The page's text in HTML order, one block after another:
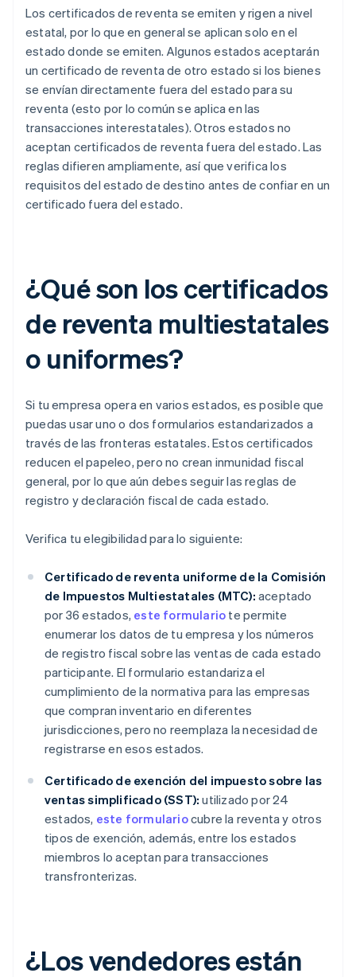
Los certificados de reventa se emiten y rigen a nivel
estatal, por lo que en general se aplican solo en el
estado donde se emiten. Algunos estados aceptarán
un certificado de reventa de otro estado si los bienes
se envían directamente fuera del estado para su
reventa (esto por lo común se aplica en las
transacciones interestatales). Otros estados no
aceptan certificados de reventa fuera del estado. Las
reglas difieren ampliamente, así que verifica los
requisitos del estado de destino antes de confiar en un
certificado fuera del estado.
¿Qué son los certificados
de reventa multiestatales
o uniformes?
Si tu empresa opera en varios estados, es posible que
puedas usar uno o dos formularios estandarizados a
través de las fronteras estatales. Estos certificados
reducen el papeleo, pero no crean inmunidad fiscal
general, por lo que aún debes seguir las reglas de
registro y declaración fiscal de cada estado.
Verifica tu elegibilidad para lo siguiente:
Certificado de reventa uniforme de la Comisión
de Impuestos Multiestatales (MTC): aceptado
por 36 estados, este formulario te permite
enumerar los datos de tu empresa y los números
de registro fiscal sobre las ventas de cada estado
participante. El formulario estandariza el
cumplimiento de la normativa para las empresas
que compran inventario en diferentes
jurisdicciones, pero no reemplaza la necesidad de
registrarse en esos estados.
Certificado de exención del impuesto sobre las
ventas simplificado (SST): utilizado por 24
estados, este formulariocubre la reventa y otros
tipos de exención, además, entre los estados
miembros lo aceptan para transacciones
transfronterizas.
¿Los vendedores están